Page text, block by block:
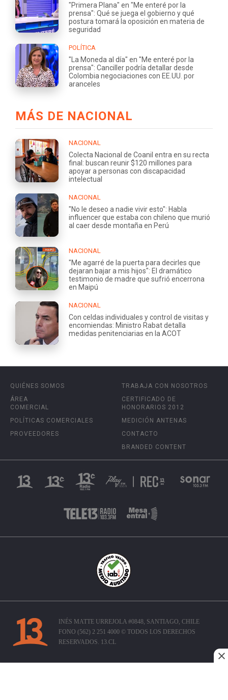
"Primera Plana" en "Me enteré por la
prensa": Qué se juega el gobierno y qué
postura tomará la oposición en materia de
seguridad
POLÍTICA
"La Moneda al día" en "Me enteré por la
prensa": Canciller podría detallar desde
Colombia negociaciones con EE.UU. por
aranceles
MÁS DE NACIONAL
NACIONAL
Colecta Nacional de Coanil entra en su recta
final: buscan reunir $120 millones para
apoyar a personas con discapacidad
intelectual
NACIONAL
"No le deseo a nadie vivir esto": Habla
influencer que estaba con chileno que murió
al caer desde montaña en Perú
NACIONAL
"Me agarré de la puerta para decirles que
dejaran bajar a mis hijos": El dramático
testimonio de madre que sufrió encerrona
en Maipú
NACIONAL
Con celdas individuales y control de visitas y
encomiendas: Ministro Rabat detalla
medidas penitenciarias en la ACOT
QUIÉNES SOMOS
ÁREA
COMERCIAL
POLÍTICAS COMERCIALES
PROVEEDORES
TRABAJA CON NOSOTROS
CERTIFICADO DE
HONORARIOS 2012
MEDICIÓN ANTENAS
CONTACTO
BRANDED CONTENT
INÉS MATTE URREJOLA #0848, SANTIAGO, CHILE
FONO (562) 2 251 4000 © TODOS LOS DERECHOS
RESERVADOS. 13.CL